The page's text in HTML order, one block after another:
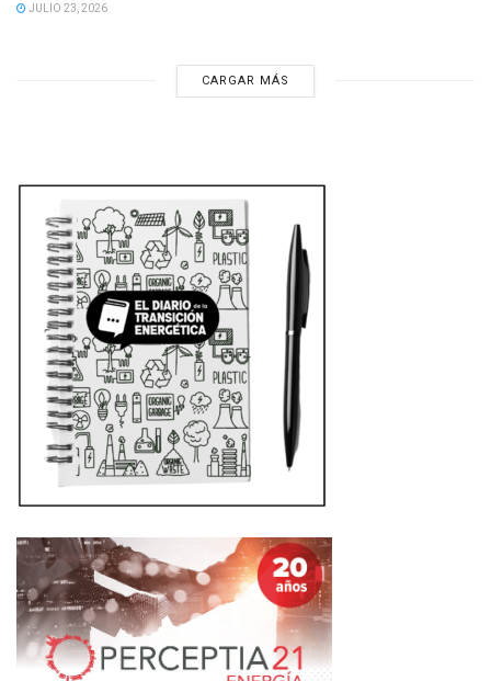
JULIO 23, 2026
CARGAR MÁS